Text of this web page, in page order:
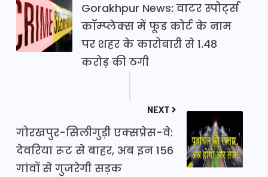
Gorakhpur News: वाटर स्पोर्ट्स
कॉम्प्लेक्स में फूड कोर्ट के नाम
पर शहर के कारोबारी से 1.48
करोड़ की ठगी
NEXT
गोरखपुर-सिलीगुड़ी एक्सप्रेस-वे:
देवरिया रूट से बाहर, अब इन 156
गांवों से गुजरेगी सड़क